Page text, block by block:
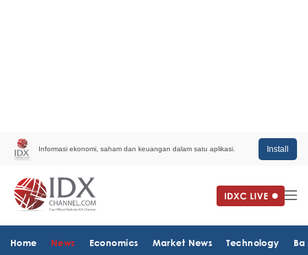
Informasi ekonomi, saham dan keuangan dalam satu aplikasi. Install
Home News Economics Market News Technology